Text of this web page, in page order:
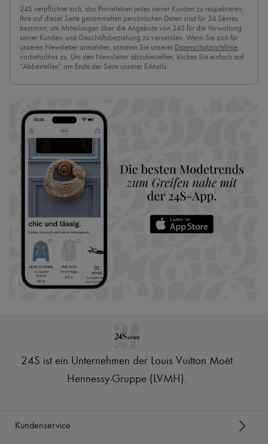
24S verpflichtet sich, das Privatleben jedes seiner Kunden zu respektieren.
Ihre auf dieser Seite gesammelten persönlichen Daten sind für 24 Sèvres
bestimmt, um Mitteilungen über die Angebote von 24S für die Verwaltung
seiner Kunden- und Geschäftsbeziehung zu versenden. Wenn Sie sich für
unseren Newsletter anmelden, stimmen Sie unserer Datenschutzrichtlinie
vorbehaltlos zu. Um den Newsletter abzubestellen, klicken Sie einfach auf
“Abbestellen” am Ende der Seite unserer E-Mails.
24S ist ein Unternehmen der Louis Vuitton Moët
Hennessy-Gruppe (LVMH).
Kundenservice